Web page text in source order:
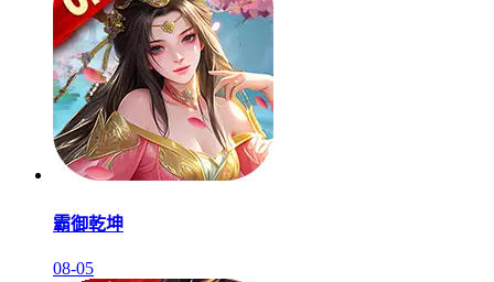
霸御乾坤
08-05